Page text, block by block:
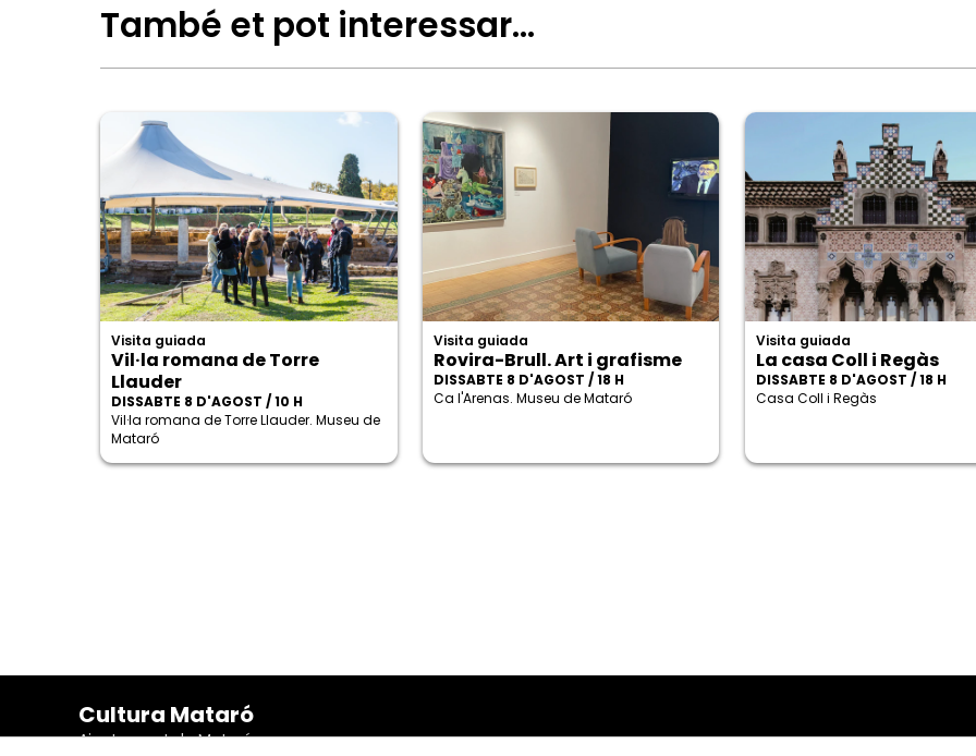
També et pot interessar…
Visita guiada
Vil·la romana de Torre
Llauder
DISSABTE 8 D'AGOST / 10 H
Vil·la romana de Torre Llauder. Museu de
Mataró
Visita guiada
Rovira-Brull. Art i grafisme
DISSABTE 8 D'AGOST / 18 H
Ca l'Arenas. Museu de Mataró
Visita guiada
La casa Coll i Regàs
DISSABTE 8 D'AGOST / 18 H
Casa Coll i Regàs
Cultura Mataró
Ajuntament de Mataró